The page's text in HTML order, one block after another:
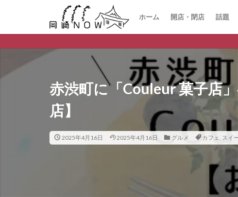
ホーム 開店・閉店 話題
赤渋町に「Couleur 菓子店
店】
2025年4月16日 2025年4月16日 グルメ カフェ, スイ